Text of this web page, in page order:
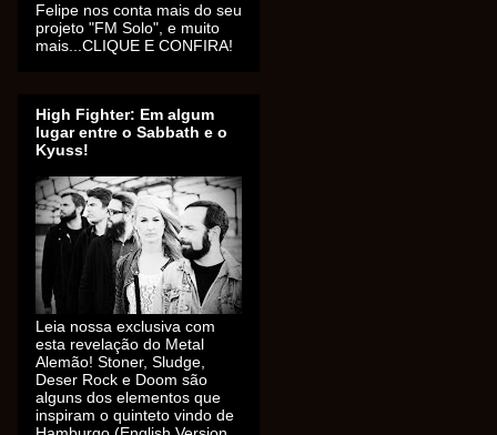
Felipe nos conta mais do seu
projeto "FM Solo", e muito
mais...CLIQUE E CONFIRA!
High Fighter: Em algum
lugar entre o Sabbath e o
Kyuss!
Leia nossa exclusiva com
esta revelação do Metal
Alemão! Stoner, Sludge,
Deser Rock e Doom são
alguns dos elementos que
inspiram o quinteto vindo de